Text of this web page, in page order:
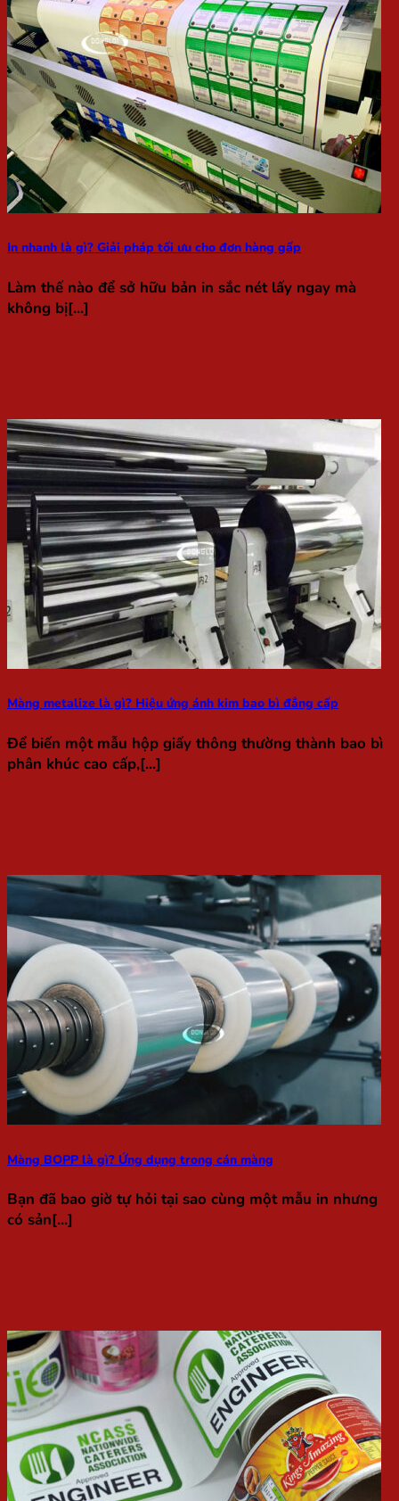
In nhanh là gì? Giải pháp tối ưu cho đơn hàng gấp
Làm thế nào để sở hữu bản in sắc nét lấy ngay mà
không bị[...]
Màng metalize là gì? Hiệu ứng ánh kim bao bì đẳng cấp
Để biến một mẫu hộp giấy thông thường thành bao bì
phân khúc cao cấp,[...]
Màng BOPP là gì? Ứng dụng trong cán màng
Bạn đã bao giờ tự hỏi tại sao cùng một mẫu in nhưng
có sản[...]